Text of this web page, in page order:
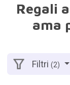
Regali
ama
Filtri(2)